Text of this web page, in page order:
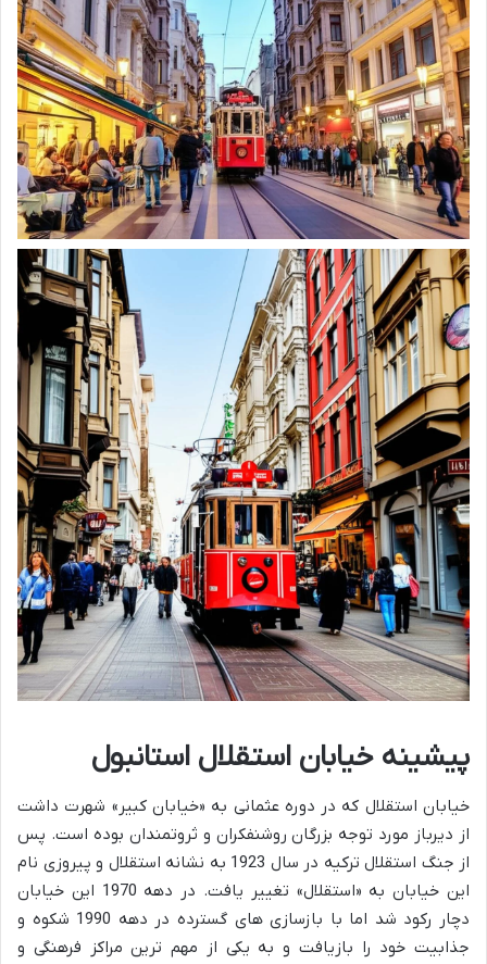
پیشینه خیابان استقلال استانبول
خیابان استقلال که در دوره عثمانی به «خیابان کبیر» شهرت داشت
از دیرباز مورد توجه بزرگان روشنفکران و ثروتمندان بوده است. پس
از جنگ استقلال ترکیه در سال 1923 به نشانه استقلال و پیروزی نام
این خیابان به «استقلال» تغییر یافت. در دهه 1970 این خیابان
دچار رکود شد اما با بازسازی های گسترده در دهه 1990 شکوه و
جذابیت خود را بازیافت و به یکی از مهم ترین مراکز فرهنگی و